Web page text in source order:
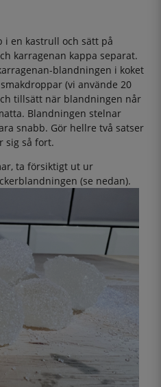
i en kastrull och sätt på
karragenan kappa separat.
blandningen i koket
(vi använde 20
tillsätt när blandningen når
Blandningen stelnar
snabb. Gör hellre två satser
sig så fort.
ta försiktigt ut ur
(se nedan).